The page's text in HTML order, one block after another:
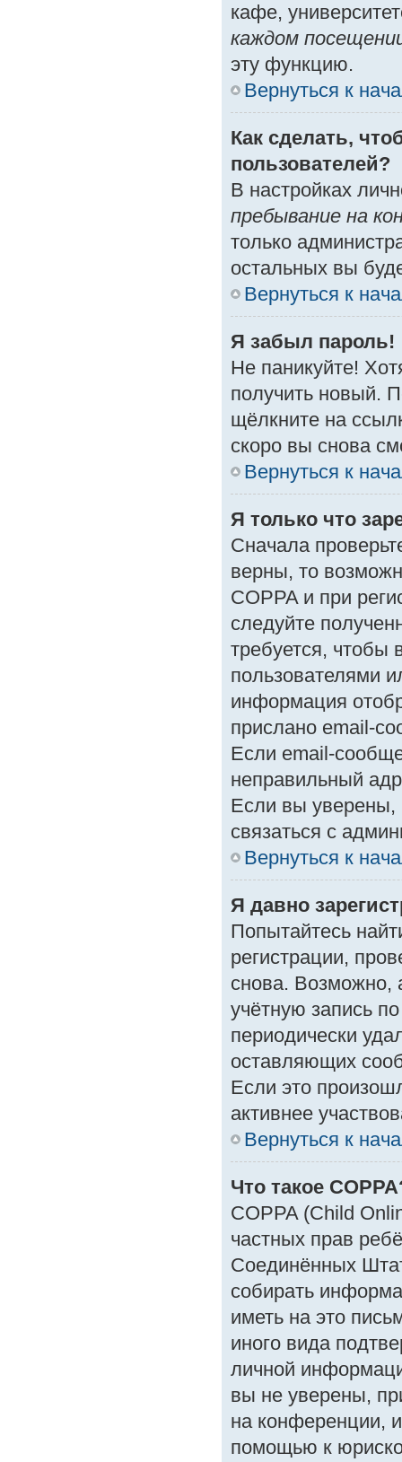
кафе,
каждом
эту функцию.
Вернуться к
Как сделать,
пользователей?
В настройках
пребывание на
только
остальных вы
Вернуться к
Я забыл пароль!
Не паникуйте!
получить новый.
щёлкните на
скоро вы снова
Вернуться к
Я только что
Сначала
верны, то
COPPA и при
следуйте
требуется, чтобы
пользователями
информация
прислано email-
Если email-
неправильный
Если вы уверены,
связаться с
Вернуться к
Я давно
Попытайтесь
регистрации,
снова. Возможно,
учётную запись
периодически
оставляющих
Если это
активнее
Вернуться к
Что такое
COPPA (Child
частных прав
Соединённых
собирать
иметь на это
иного вида
личной
вы не уверены,
на конференции,
помощью к